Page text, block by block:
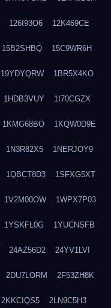
126I93O6 12K469CE
15B2SHBQ 15C9WR6H
19YDYQRW 1BR5X4KO
1HDB3VUY 1I70CGZX
1KMG68BO 1KQW0D9E
1N3R82X5 1NERJOY9
1QBCT8D3 1SFXG5XT
1V2M00OW 1WPX7P03
1YSKFL0G 1YUCNSFB
24AZ56D2 24YV1LVI
2DU7LORM 2F53ZH8K
2KKCIQS5 2LN9C5H3